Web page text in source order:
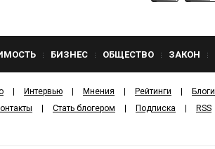
БИЗНЕС ОБЩЕСТВО ЗАКОН
Интервью Мнения Рейтинги Блоги
Стать блогером Подписка RSS